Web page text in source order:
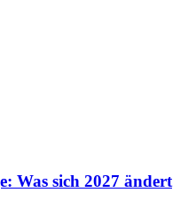
Was sich 2027 ändert